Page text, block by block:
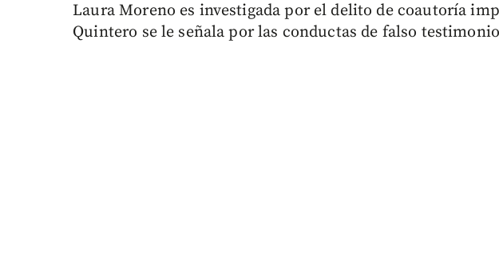
Laura Moreno es investigada por el delito de coautoría
Quintero se le señala por las conductas de falso